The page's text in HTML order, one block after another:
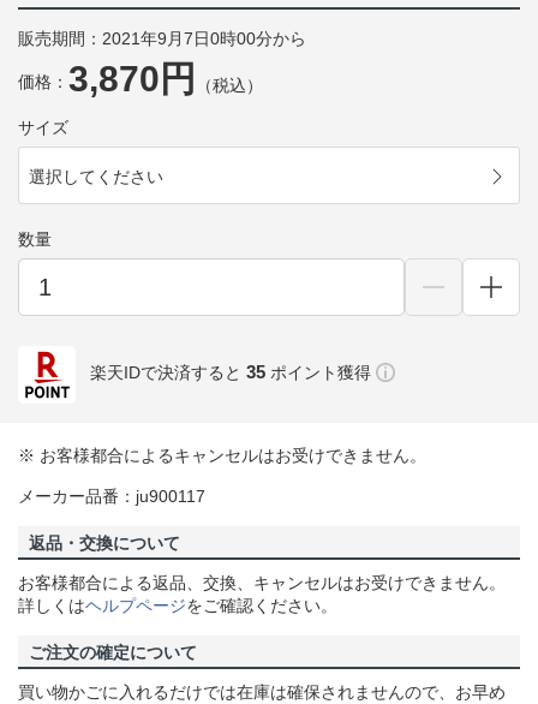
販売期間：2021年9月7日0時00分から
価格： 3,870円 （税込）
サイズ
選択してください
数量
楽天IDで決済すると 35 ポイント獲得
※ お客様都合によるキャンセルはお受けできません。
メーカー品番：ju900117
返品・交換について
お客様都合による返品、交換、キャンセルはお受けできません。
詳しくはヘルプページをご確認ください。
ご注文の確定について
買い物かごに入れるだけでは在庫は確保されませんので、お早め